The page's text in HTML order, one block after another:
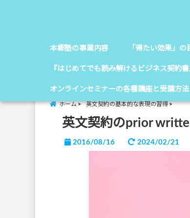
本郷塾の事業内容 「得たい効果」
『はじめてでも読み解けるビジネス契約
オンラインセミナーの各種講座と受講方法
ホーム 英文契約の基本的な表現の習得
英文契約のprior
2016/08/16 2024/02/21